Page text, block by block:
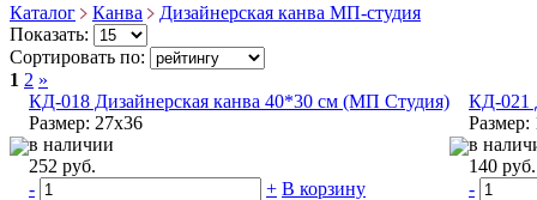
Каталог Канва
Дизайнерская канва МП-студия
Показать:
Сортировать по:
1 2 »
КД-018 Дизайнерская канва 40*30 см (МП Студия)
Размер: 27х36
в наличии
252 руб.
-
+ В корзину
КД-021
Размер:
в
140 руб.
-